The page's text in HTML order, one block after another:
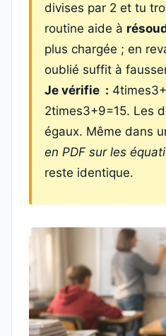
divises par 2 et tu
routine aide à
plus chargée ; en
oublié suffit à
Je vérifie :
2times3+9=15. Les
égaux. Même dans
en PDF sur les
reste identique.